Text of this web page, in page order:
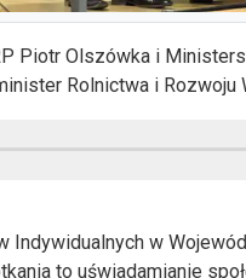
Piotr Olszówka i
Rolnictwa i Rozwoju
Indywidualnych w
to uświadamianie